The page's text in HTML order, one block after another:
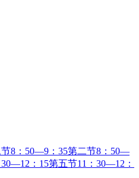
8：50—9：35第二节8：50—
：15第五节11：30—12：